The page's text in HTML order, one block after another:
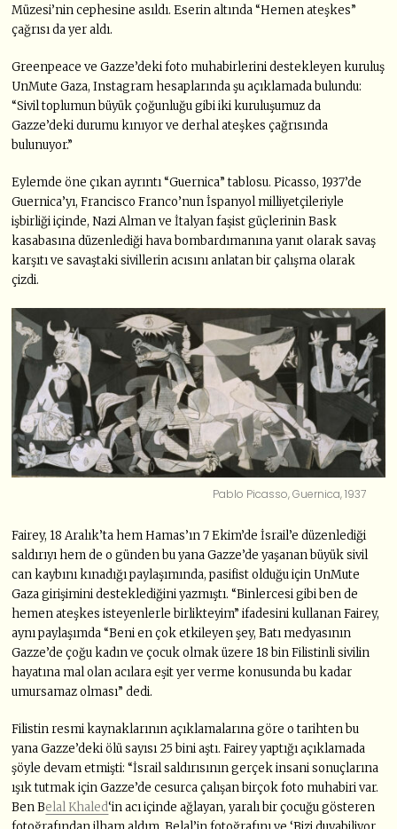
Müzesi’nin cephesine asıldı. Eserin altında “Hemen ateşkes”
çağrısı da yer aldı.
Greenpeace ve Gazze’deki foto muhabirlerini destekleyen kuruluş
UnMute Gaza, Instagram hesaplarında şu açıklamada bulundu:
“Sivil toplumun büyük çoğunluğu gibi iki kuruluşumuz da
Gazze’deki durumu kınıyor ve derhal ateşkes çağrısında
bulunuyor.”
Eylemde öne çıkan ayrıntı “Guernica” tablosu. Picasso, 1937’de
Guernica’yı, Francisco Franco’nun İspanyol milliyetçileriyle
işbirliği içinde, Nazi Alman ve İtalyan faşist güçlerinin Bask
kasabasına düzenlediği hava bombardımanına yanıt olarak savaş
karşıtı ve savaştaki sivillerin acısını anlatan bir çalışma olarak
çizdi.
Pablo Picasso, Guernica, 1937
Fairey, 18 Aralık’ta hem Hamas’ın 7 Ekim’de İsrail’e düzenlediği
saldırıyı hem de o günden bu yana Gazze’de yaşanan büyük sivil
can kaybını kınadığı paylaşımında, pasifist olduğu için UnMute
Gaza girişimini desteklediğini yazmıştı. “Binlercesi gibi ben de
hemen ateşkes isteyenlerle birlikteyim” ifadesini kullanan Fairey,
aynı paylaşımda “Beni en çok etkileyen şey, Batı medyasının
Gazze’de çoğu kadın ve çocuk olmak üzere 18 bin Filistinli sivilin
hayatına mal olan acılara eşit yer verme konusunda bu kadar
umursamaz olması” dedi.
Filistin resmi kaynaklarının açıklamalarına göre o tarihten bu
yana Gazze’deki ölü sayısı 25 bini aştı. Fairey yaptığı açıklamada
şöyle devam etmişti: “İsrail saldırısının gerçek insani sonuçlarına
ışık tutmak için Gazze’de cesurca çalışan birçok foto muhabiri var.
Ben Belal Khaled‘in acı içinde ağlayan, yaralı bir çocuğu gösteren